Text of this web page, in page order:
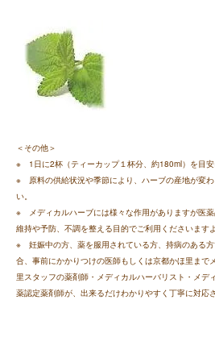
＜その他＞
※ 1日に2杯（ティーカップ１杯分、約180ml）を目安
※ 原料の供給状況や季節により、ハーブの産地が変
い。
※ メディカルハーブには様々な作用がありますが医
維持や予防、不調を整える目的でご利用くださいます
※ 妊娠中の方、薬を服用されている方、持病のある
合、事前にかかりつけの医師もしくは京都かほ里まで
里スタッフの薬剤師・メディカルハーバリスト・メデ
薬認定薬剤師が、出来るだけわかりやすく丁寧に対応